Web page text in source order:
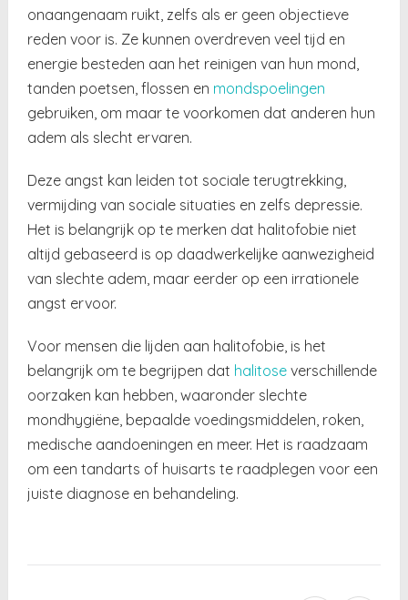
onaangenaam ruikt, zelfs als er geen objectieve
reden voor is. Ze kunnen overdreven veel tijd en
energie besteden aan het reinigen van hun mond,
tanden poetsen, flossen en mondspoelingen
gebruiken, om maar te voorkomen dat anderen hun
adem als slecht ervaren.
Deze angst kan leiden tot sociale terugtrekking,
vermijding van sociale situaties en zelfs depressie.
Het is belangrijk op te merken dat halitofobie niet
altijd gebaseerd is op daadwerkelijke aanwezigheid
van slechte adem, maar eerder op een irrationele
angst ervoor.
Voor mensen die lijden aan halitofobie, is het
belangrijk om te begrijpen dat halitose verschillende
oorzaken kan hebben, waaronder slechte
mondhygiëne, bepaalde voedingsmiddelen, roken,
medische aandoeningen en meer. Het is raadzaam
om een ​​tandarts of huisarts te raadplegen voor een
juiste diagnose en behandeling.